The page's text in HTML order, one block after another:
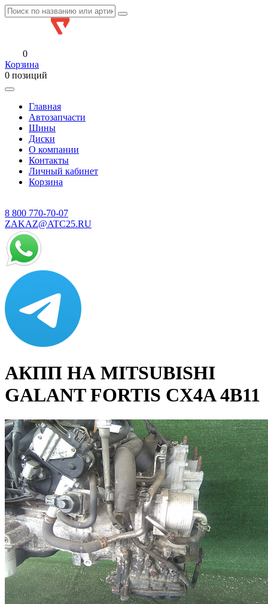
0
Корзина
0 позиций
Главная
Автозапчасти
Шины
Диски
О компании
Контакты
Личный кабинет
Корзина
8 800 770-70-07
ZAKAZ@ATC25.RU
АКПП НА MITSUBISHI
GALANT FORTIS CX4A 4B11